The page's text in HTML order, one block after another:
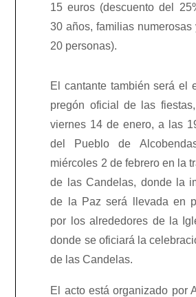
15 euros (descuento del
30 años, familias
20 personas).
El cantante también será el
pregón oficial de las fiestas
viernes 14 de enero, a las
del Pueblo de
miércoles 2 de febrero en la
de las Candelas, donde la
de la Paz será llevada en
por los alrededores de la
donde se oficiará la
de las Candelas.
El acto está organizado por